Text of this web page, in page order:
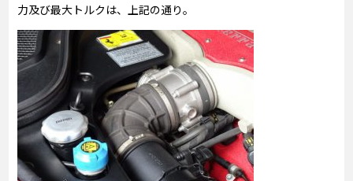
力及び最大トルクは、上記の通り。